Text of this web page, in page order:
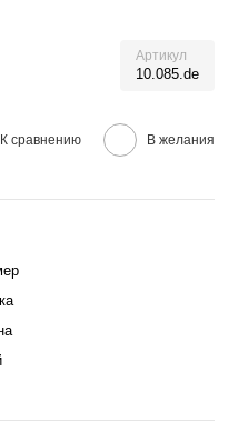
Артикул
10.085.de
К сравнению В желания